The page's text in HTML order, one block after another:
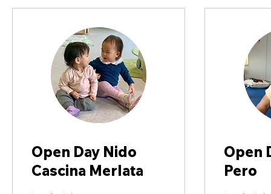
Open Day Nido
Cascina Merlata
Open
Pero